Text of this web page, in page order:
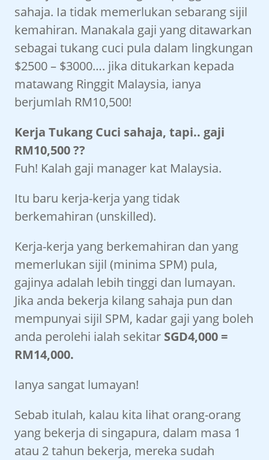
sahaja. Ia tidak memerlukan sebarang sijil
kemahiran. Manakala gaji yang ditawarkan
sebagai tukang cuci pula dalam lingkungan
$2500 – $3000…. jika ditukarkan kepada
matawang Ringgit Malaysia, ianya
berjumlah RM10,500!
Kerja Tukang Cuci sahaja, tapi.. gaji
RM10,500 ??
Fuh! Kalah gaji manager kat Malaysia.
Itu baru kerja-kerja yang tidak
berkemahiran (unskilled).
Kerja-kerja yang berkemahiran dan yang
memerlukan sijil (minima SPM) pula,
gajinya adalah lebih tinggi dan lumayan.
Jika anda bekerja kilang sahaja pun dan
mempunyai sijil SPM, kadar gaji yang boleh
anda perolehi ialah sekitar SGD4,000 =
RM14,000.
Ianya sangat lumayan!
Sebab itulah, kalau kita lihat orang-orang
yang bekerja di singapura, dalam masa 1
atau 2 tahun bekerja, mereka sudah